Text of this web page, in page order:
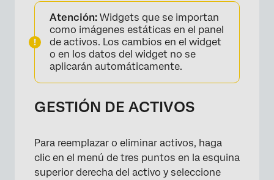
Atención: Widgets que se importan
como imágenes estáticas en el panel
de activos. Los cambios en el widget
o en los datos del widget no se
aplicarán automáticamente.
GESTIÓN DE ACTIVOS
Para reemplazar o eliminar activos, haga
clic en el menú de tres puntos en la esquina
superior derecha del activo y seleccione